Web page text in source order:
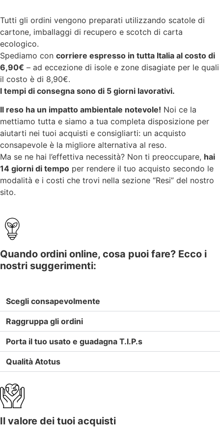
Tutti gli ordini vengono preparati utilizzando scatole di
cartone, imballaggi di recupero e scotch di carta
ecologico.
Spediamo con corriere espresso in tutta Italia al costo di
6,90€ – ad eccezione di isole e zone disagiate per le quali
il costo è di 8,90€.
I tempi di consegna sono di 5 giorni lavorativi.
Il reso ha un impatto ambientale notevole! Noi ce la
mettiamo tutta e siamo a tua completa disposizione per
aiutarti nei tuoi acquisti e consigliarti: un acquisto
consapevole è la migliore alternativa al reso.
Ma se ne hai l’effettiva necessità? Non ti preoccupare, hai
14 giorni di tempo per rendere il tuo acquisto secondo le
modalità e i costi che trovi nella sezione “Resi” del nostro
sito.
Quando ordini online, cosa puoi fare? Ecco i
nostri suggerimenti:
Scegli consapevolmente
Raggruppa gli ordini
Porta il tuo usato e guadagna T.I.P.s
Qualità Atotus
Il valore dei tuoi acquisti